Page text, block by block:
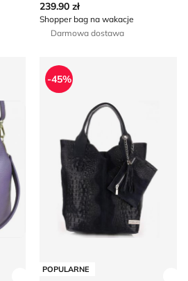
239.90 zł
Shopper bag na wakacje
Darmowa dostawa
Shopper bag wakacyjna
POPULARNE
-45%